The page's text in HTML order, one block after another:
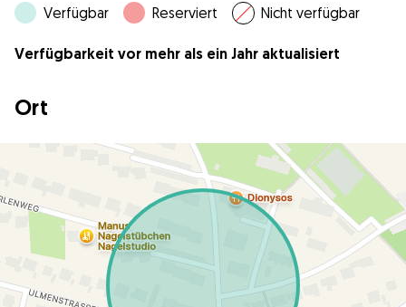
Verfügbar Reserviert Nicht verfügbar
Verfügbarkeit vor mehr als ein Jahr aktualisiert
Ort